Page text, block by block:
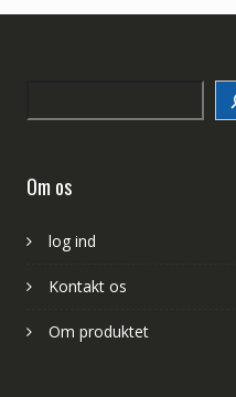
Om os
log ind
Kontakt os
Om produktet